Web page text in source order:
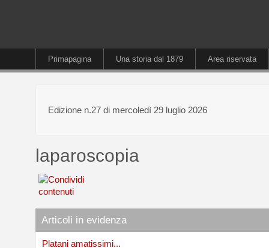
Primapagina Una storia dal 1879 Area riservata
Edizione n.27 di mercoledì 29 luglio 2026
laparoscopia
Articoli in evidenza
Platani amatissimi...